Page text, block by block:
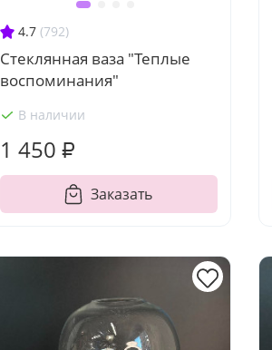
4.7 (792)
Стеклянная ваза "Теплые
воспоминания"
В наличии
1 450 ₽
Заказать